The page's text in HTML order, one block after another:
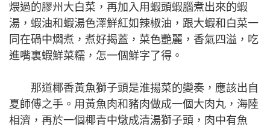
煨過的膠州大白菜，再加入用蝦頭蝦腦煮出來的蝦
湯，蝦油和蝦湯色澤鮮紅如辣椒油，跟大蝦和白菜一
同在碢中燜煮，煮好揭蓋，菜色艷麗，香氣四溢，吃
進嘴裏蝦鮮菜糯，怎一個鮮字了得。
那道椰香黃魚獅子頭是淮揚菜的變奏，應該出自
夏師傅之手。用黃魚肉和豬肉做成一個大肉丸，海陸
相濟，再於一個椰青中燉成清湯獅子頭，肉中有魚